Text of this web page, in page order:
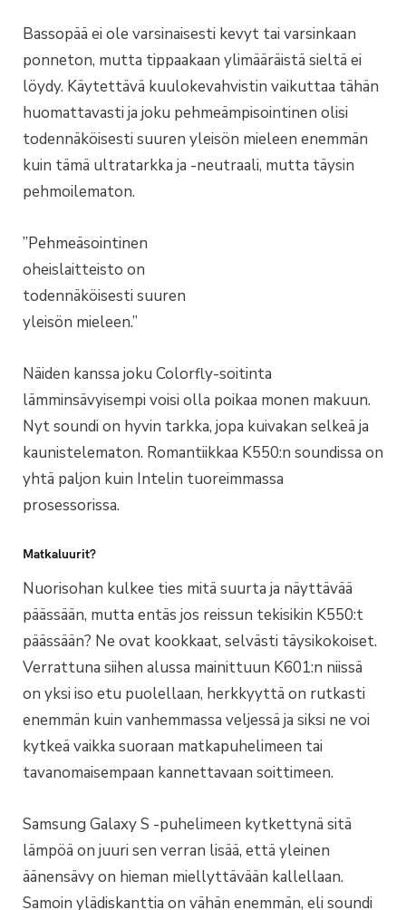
Bassopää ei ole varsinaisesti kevyt tai varsinkaan
ponneton, mutta tippaakaan ylimääräistä sieltä ei
löydy. Käytettävä kuulokevahvistin vaikuttaa tähän
huomattavasti ja joku pehmeämpisointinen olisi
todennäköisesti suuren yleisön mieleen enemmän
kuin tämä ultratarkka ja -neutraali, mutta täysin
pehmoilematon.
”Pehmeäsointinen
oheislaitteisto on
todennäköisesti suuren
yleisön mieleen.”
Näiden kanssa joku Colorfly-soitinta
lämminsävyisempi voisi olla poikaa monen makuun.
Nyt soundi on hyvin tarkka, jopa kuivakan selkeä ja
kaunistelematon. Romantiikkaa K550:n soundissa on
yhtä paljon kuin Intelin tuoreimmassa
prosessorissa.
Matkaluurit?
Nuorisohan kulkee ties mitä suurta ja näyttävää
päässään, mutta entäs jos reissun tekisikin K550:t
päässään? Ne ovat kookkaat, selvästi täysikokoiset.
Verrattuna siihen alussa mainittuun K601:n niissä
on yksi iso etu puolellaan, herkkyyttä on rutkasti
enemmän kuin vanhemmassa veljessä ja siksi ne voi
kytkeä vaikka suoraan matkapuhelimeen tai
tavanomaisempaan kannettavaan soittimeen.
Samsung Galaxy S -puhelimeen kytkettynä sitä
lämpöä on juuri sen verran lisää, että yleinen
äänensävy on hieman miellyttävään kallellaan.
Samoin ylädiskanttia on vähän enemmän, eli soundi